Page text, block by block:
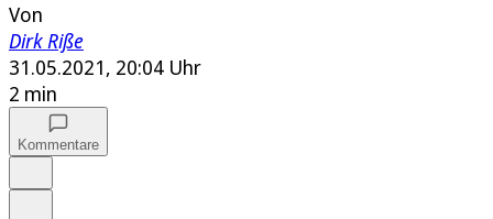
Von
Dirk Riße
31.05.2021, 20:04 Uhr
2 min
Kommentare